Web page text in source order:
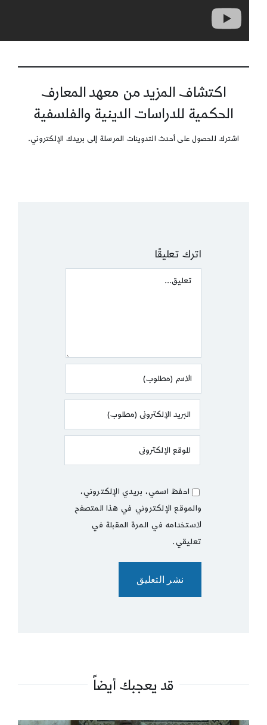
اكتشاف المزيد من معهد المعارف
الحكمية للدراسات الدينية والفلسفية
اشترك للحصول على أحدث التدوينات المرسلة إلى بريدك الإلكتروني.
اترك تعليقًا
Comment
احفظ اسمي، بريدي الإلكتروني،
والموقع الإلكتروني في هذا المتصفح
لاستخدامه في المرة المقبلة في
تعليقي.
قد يعجبك أيضاً